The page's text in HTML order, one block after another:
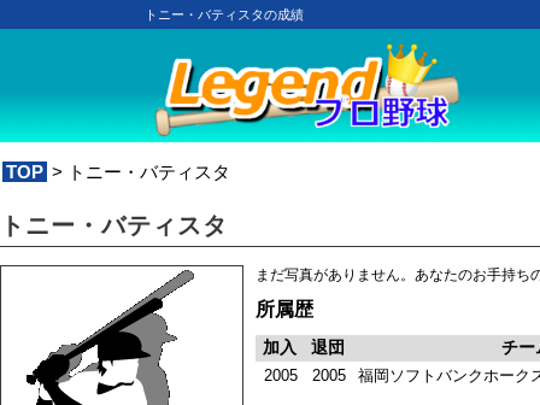
トニー・バティスタの成績
TOP > トニー・バティスタ
トニー・バティスタ
まだ写真がありません。あなたのお手持ち
所属歴
加入 退団 チー
2005 2005 福岡ソフトバンクホーク